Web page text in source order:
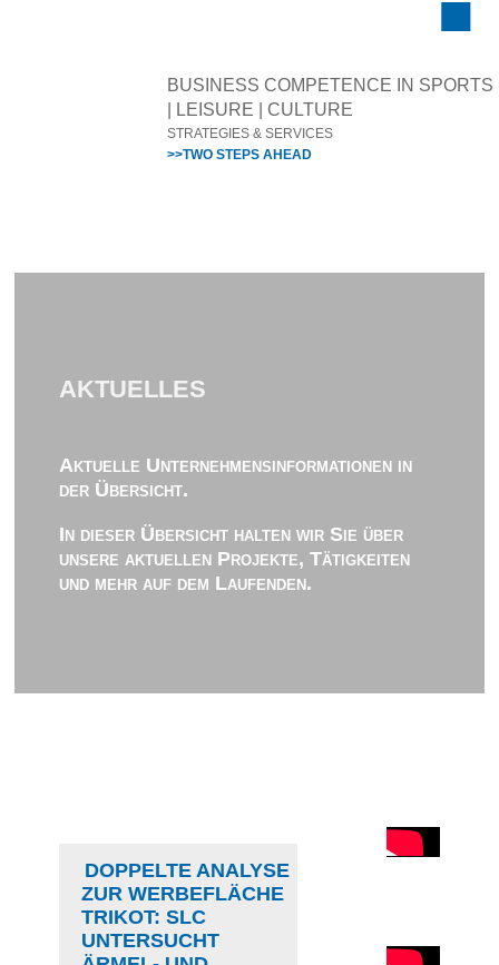
BUSINESS COMPETENCE IN SPORTS
| LEISURE | CULTURE
STRATEGIES & SERVICES
>>TWO STEPS AHEAD
AKTUELLES
Aktuelle Unternehmensinformationen in
der Übersicht.
In dieser Übersicht halten wir Sie über
unsere aktuellen Projekte, Tätigkeiten
und mehr auf dem Laufenden.
DOPPELTE ANALYSE
ZUR WERBEFLÄCHE
TRIKOT: SLC
UNTERSUCHT